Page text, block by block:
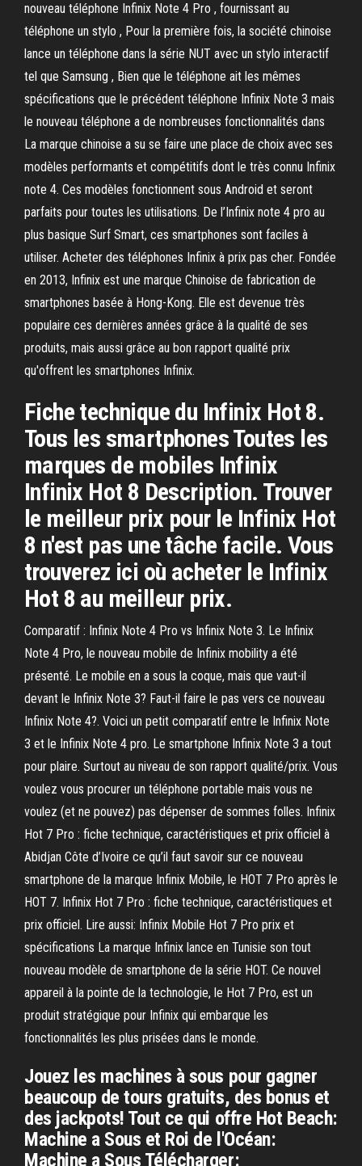
nouveau téléphone Infinix Note 4 Pro , fournissant au
téléphone un stylo , Pour la première fois, la société chinoise
lance un téléphone dans la série NUT avec un stylo interactif
tel que Samsung , Bien que le téléphone ait les mêmes
spécifications que le précédent téléphone Infinix Note 3 mais
le nouveau téléphone a de nombreuses fonctionnalités dans
La marque chinoise a su se faire une place de choix avec ses
modèles performants et compétitifs dont le très connu Infinix
note 4. Ces modèles fonctionnent sous Android et seront
parfaits pour toutes les utilisations. De l’Infinix note 4 pro au
plus basique Surf Smart, ces smartphones sont faciles à
utiliser. Acheter des téléphones Infinix à prix pas cher. Fondée
en 2013, Infinix est une marque Chinoise de fabrication de
smartphones basée à Hong-Kong. Elle est devenue très
populaire ces dernières années grâce à la qualité de ses
produits, mais aussi grâce au bon rapport qualité prix
qu'offrent les smartphones Infinix.
Fiche technique du Infinix Hot 8.
Tous les smartphones Toutes les
marques de mobiles Infinix
Infinix Hot 8 Description. Trouver
le meilleur prix pour le Infinix Hot
8 n'est pas une tâche facile. Vous
trouverez ici où acheter le Infinix
Hot 8 au meilleur prix.
Comparatif : Infinix Note 4 Pro vs Infinix Note 3. Le Infinix
Note 4 Pro, le nouveau mobile de Infinix mobility a été
présenté. Le mobile en a sous la coque, mais que vaut-il
devant le Infinix Note 3? Faut-il faire le pas vers ce nouveau
Infinix Note 4?. Voici un petit comparatif entre le Infinix Note
3 et le Infinix Note 4 pro. Le smartphone Infinix Note 3 a tout
pour plaire. Surtout au niveau de son rapport qualité/prix. Vous
voulez vous procurer un téléphone portable mais vous ne
voulez (et ne pouvez) pas dépenser de sommes folles. Infinix
Hot 7 Pro : fiche technique, caractéristiques et prix officiel à
Abidjan Côte d’Ivoire ce qu’il faut savoir sur ce nouveau
smartphone de la marque Infinix Mobile, le HOT 7 Pro après le
HOT 7. Infinix Hot 7 Pro : fiche technique, caractéristiques et
prix officiel. Lire aussi: Infinix Mobile Hot 7 Pro prix et
spécifications La marque Infinix lance en Tunisie son tout
nouveau modèle de smartphone de la série HOT. Ce nouvel
appareil à la pointe de la technologie, le Hot 7 Pro, est un
produit stratégique pour Infinix qui embarque les
fonctionnalités les plus prisées dans le monde.
Jouez les machines à sous pour gagner
beaucoup de tours gratuits, des bonus et
des jackpots! Tout ce qui offre Hot Beach:
Machine a Sous et Roi de l'Océan:
Machine a Sous Télécharger: